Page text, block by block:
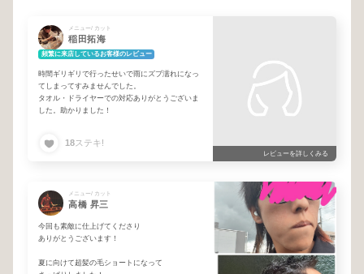
メニュー/ カット
稲田拓海
頻繁に来店しているお客様のレビュー
時間ギリギリで行ったせいで雨にズブ濡れになっ
てしまってすみませんでした。
タオル・ドライヤーでの対応ありがとうございま
した。助かりました！
18ステキ!
レビューを詳しくみる
メニュー/ カット
高橋 昇三
今回も素敵に仕上げてくださり
ありがとうございます！
夏に向けて超髪の毛ショートになって